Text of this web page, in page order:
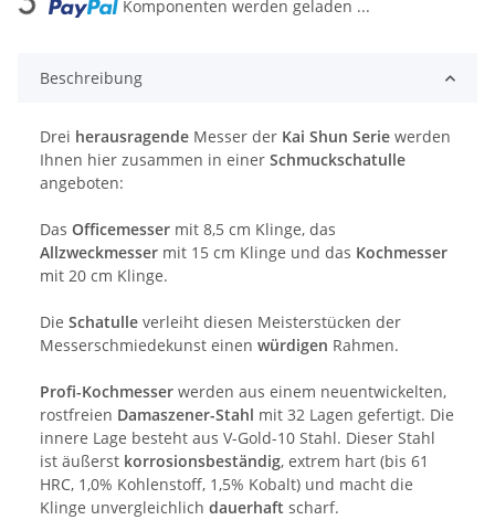
Komponenten werden geladen ...
Beschreibung
Drei herausragende Messer der Kai Shun Serie werden
Ihnen hier zusammen in einer Schmuckschatulle
angeboten:
Das Officemesser mit 8,5 cm Klinge, das
Allzweckmesser mit 15 cm Klinge und das Kochmesser
mit 20 cm Klinge.
Die Schatulle verleiht diesen Meisterstücken der
Messerschmiedekunst einen würdigen Rahmen.
Profi-Kochmesser werden aus einem neuentwickelten,
rostfreien Damaszener-Stahl mit 32 Lagen gefertigt. Die
innere Lage besteht aus V-Gold-10 Stahl. Dieser Stahl
ist äußerst korrosionsbeständig, extrem hart (bis 61
HRC, 1,0% Kohlenstoff, 1,5% Kobalt) und macht die
Klinge unvergleichlich dauerhaft scharf.